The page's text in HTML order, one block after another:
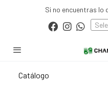
Si no encuentras lo
Catálogo